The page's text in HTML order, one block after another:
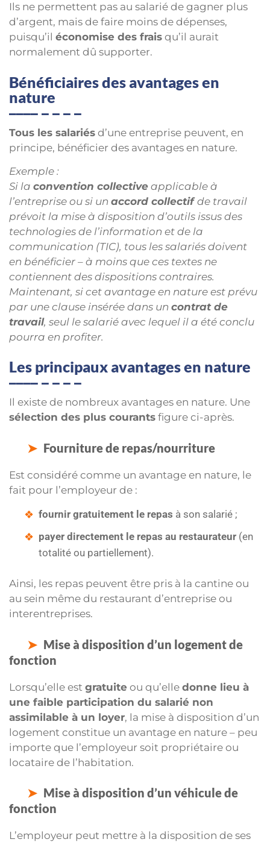
Ils ne permettent pas au salarié de gagner plus
d’argent, mais de faire moins de dépenses,
puisqu’il économise des frais qu’il aurait
normalement dû supporter.
Bénéficiaires des avantages en
nature
Tous les salariés d’une entreprise peuvent, en
principe, bénéficier des avantages en nature.
Exemple :
Si la convention collective applicable à
l’entreprise ou si un accord collectifde travail
prévoit la mise à disposition d’outils issus des
technologies de l’information et de la
communication (TIC), tous les salariés doivent
en bénéficier – à moins que ces textes ne
contiennent des dispositions contraires.
Maintenant, si cet avantage en nature est prévu
par une clause insérée dans un contrat de
travail, seul le salarié avec lequel il a été conclu
pourra en profiter.
Les principaux avantages en nature
Il existe de nombreux avantages en nature. Une
sélection des plus courants figure ci-après.
Fourniture de repas/nourriture
Est considéré comme un avantage en nature, le
fait pour l’employeur de :
fournir gratuitement le repas à son salarié ;
payer directement le repas au restaurateur (en
totalité ou partiellement).
Ainsi, les repas peuvent être pris à la cantine ou
au sein même du restaurant d’entreprise ou
interentreprises.
Mise à disposition d’un logement de
fonction
Lorsqu’elle est gratuite ou qu’elle donne lieu à
une faible participation du salarié non
assimilable à un loyer, la mise à disposition d’un
logement constitue un avantage en nature – peu
importe que l’employeur soit propriétaire ou
locataire de l’habitation.
Mise à disposition d’un véhicule de
fonction
L’employeur peut mettre à la disposition de ses